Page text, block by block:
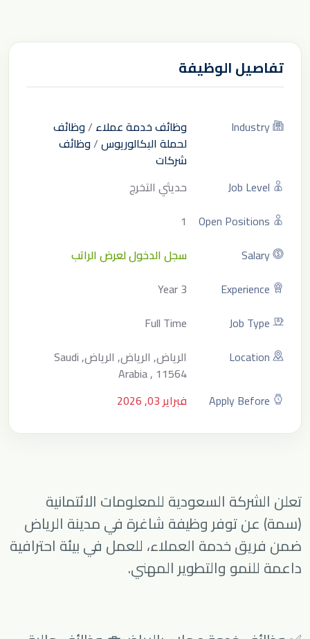
تفاصيل الوظيفة
Industry وظائف خدمة عملاء /وظائف
لحملة البكالوريوس/وظائف
شركات
Job Level
حديثي التخرج
Open Positions
1
Salary
سجل الدخول لعرض الراتب
Experience
3 Year
Job Type
Full Time
Location
الرياض, الرياض, الرياض, Saudi
Arabia , 11564
Apply Before
فبراير 03, 2026
تعلن الشركة السعودية للمعلومات الائتمانية
(سمة) عن توفر وظيفة شاغرة في مدينة الرياض
ضمن فريق خدمة العملاء، للعمل في بيئة احترافية
داعمة للنمو والتطوير المهني.